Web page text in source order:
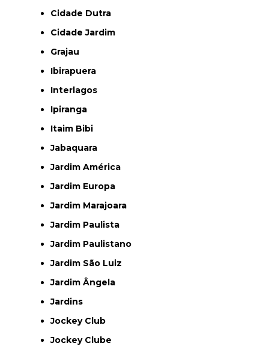
Cidade Dutra
Cidade Jardim
Grajau
Ibirapuera
Interlagos
Ipiranga
Itaim Bibi
Jabaquara
Jardim América
Jardim Europa
Jardim Marajoara
Jardim Paulista
Jardim Paulistano
Jardim São Luiz
Jardim Ângela
Jardins
Jockey Club
Jockey Clube